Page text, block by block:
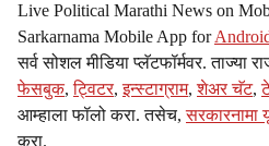
Live Political Marathi News on
Sarkarnama Mobile App for
सर्व सोशल मीडिया प्लॅटफॉर्मवर. ताज्या
फेसबुक,ट्विटर,इन्स्टाग्राम,शेअर चॅट,
आम्हाला फॉलो करा. तसेच,
करा.